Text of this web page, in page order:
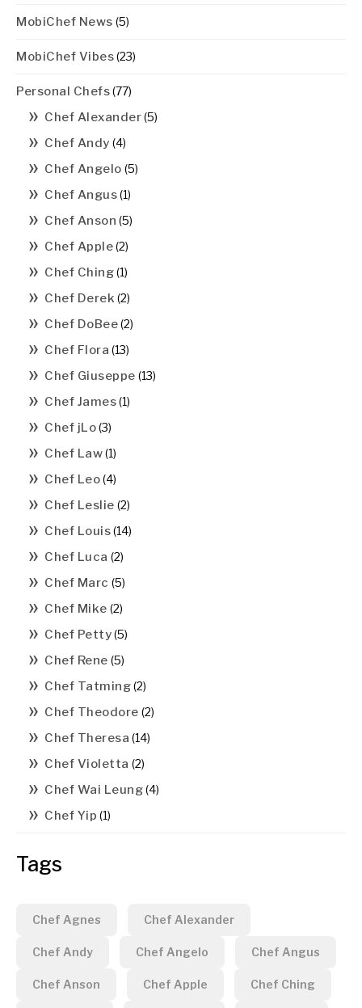
MobiChef News (5)
MobiChef Vibes(23)
Personal Chefs(77)
Chef Alexander(5)
Chef Andy (4)
Chef Angelo (5)
Chef Angus(1)
Chef Anson (5)
Chef Apple(2)
Chef Ching(1)
Chef Derek (2)
Chef DoBee(2)
Chef Flora (13)
Chef Giuseppe (13)
Chef James(1)
Chef jLo(3)
Chef Law(1)
Chef Leo(4)
Chef Leslie (2)
Chef Louis(14)
Chef Luca (2)
Chef Marc (5)
Chef Mike (2)
Chef Petty(5)
Chef Rene (5)
Chef Tatming(2)
Chef Theodore (2)
Chef Theresa (14)
Chef Violetta (2)
Chef Wai Leung(4)
Chef Yip (1)
Tags
Chef Agnes Chef Alexander
Chef Andy Chef Angelo Chef Angus
Chef Anson Chef Apple Chef Ching